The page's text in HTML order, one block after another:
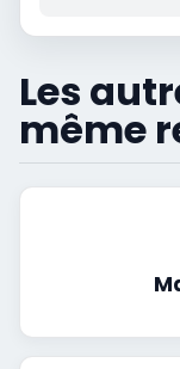
Les
même